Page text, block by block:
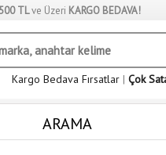
TLve Üzeri KARGO BEDAVA!
Kargo Bedava Fırsatlar | Çok
ARAMA